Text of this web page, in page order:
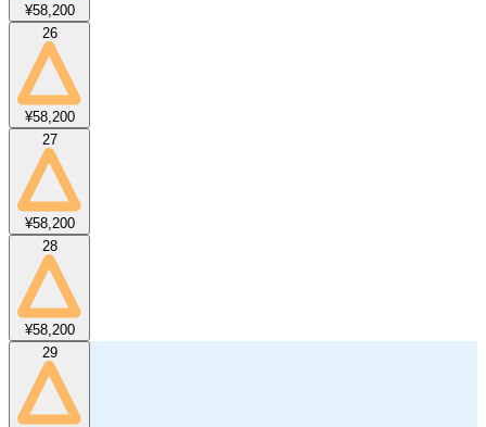
¥58,200
26
¥58,200
27
¥58,200
28
¥58,200
29